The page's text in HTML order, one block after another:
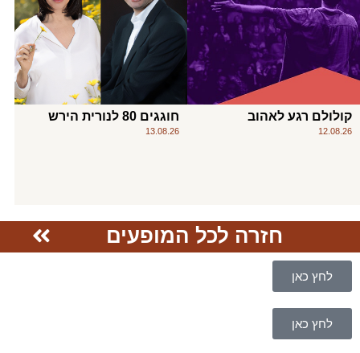
קולולם רגע לאהוב
12.08.26
חוגגים 80 לנורית הירש
13.08.26
חזרה לכל המופעים
לחץ כאן
לחץ כאן